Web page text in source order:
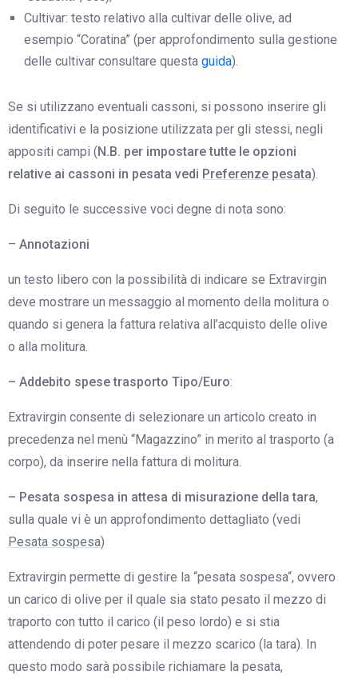
Cultivar: testo relativo alla cultivar delle olive, ad
esempio “Coratina” (per approfondimento sulla gestione
delle cultivar consultare questa guida).
Se si utilizzano eventuali cassoni, si possono inserire gli
identificativi e la posizione utilizzata per gli stessi, negli
appositi campi ( N.B. per impostare tutte le opzioni
relative ai cassoni in pesata vedi Preferenze pesata).
Di seguito le successive voci degne di nota sono:
– Annotazioni
un testo libero con la possibilità di indicare se Extravirgin
deve mostrare un messaggio al momento della molitura o
quando si genera la fattura relativa all’acquisto delle olive
o alla molitura.
– Addebito spese trasporto Tipo/Euro:
Extravirgin consente di selezionare un articolo creato in
precedenza nel menù “Magazzino” in merito al trasporto (a
corpo), da inserire nella fattura di molitura.
– Pesata sospesa in attesa di misurazione della tara,
sulla quale vi è un approfondimento dettagliato (vedi
Pesata sospesa)
Extravirgin permette di gestire la “pesata sospesa“, ovvero
un carico di olive per il quale sia stato pesato il mezzo di
traporto con tutto il carico (il peso lordo) e si stia
attendendo di poter pesare il mezzo scarico (la tara). In
questo modo sarà possibile richiamare la pesata,